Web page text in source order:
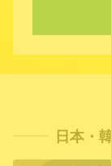
日本・